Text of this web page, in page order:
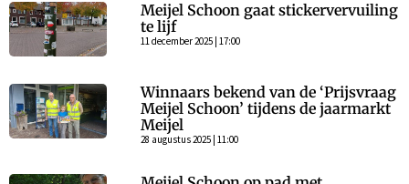
Meijel Schoon gaat stickervervuiling
te lijf
11 december 2025 | 17:00
Winnaars bekend van de ‘Prijsvraag
Meijel Schoon’ tijdens de jaarmarkt
Meijel
28 augustus 2025 | 11:00